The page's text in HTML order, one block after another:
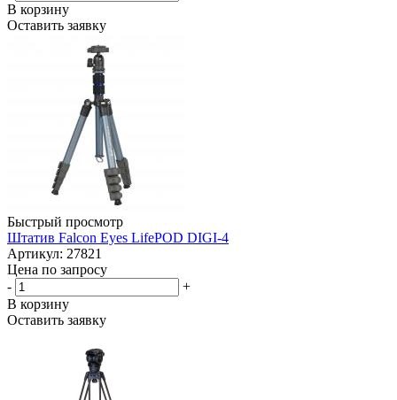
В корзину
Оставить заявку
Быстрый просмотр
Штатив Falcon Eyes LifePOD DIGI-4
Артикул: 27821
Цена по запросу
-
+
В корзину
Оставить заявку